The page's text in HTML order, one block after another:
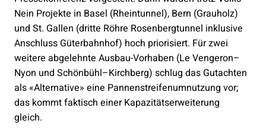
Nein Projekte in Basel (Rheintunnel), Bern (Grauholz)
und St. Gallen (dritte Röhre Rosenbergtunnel inklusive
Anschluss Güterbahnhof) hoch priorisiert. Für zwei
weitere abgelehnte Ausbau-Vorhaben (Le Vengeron–
Nyon und Schönbühl–Kirchberg) schlug das Gutachten
als «Alternative» eine Pannenstreifenumnutzung vor;
das kommt faktisch einer Kapazitätserweiterung
gleich.